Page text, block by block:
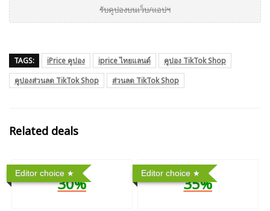
รับคูปองบนเว็บ/แอปฯ
TAGS: iPrice คูปอง iprice ไทยแลนด์
คูปอง TikTok Shop
คูปองส่วนลด TikTok Shop
ส่วนลด TikTok Shop
Related deals
Editor choice
30%
Editor choice
35%